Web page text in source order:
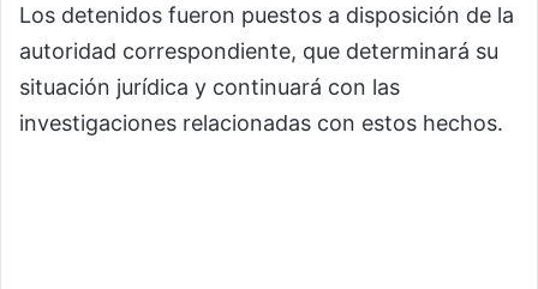
Los detenidos fueron puestos a disposición de la
autoridad correspondiente, que determinará su
situación jurídica y continuará con las
investigaciones relacionadas con estos hechos.